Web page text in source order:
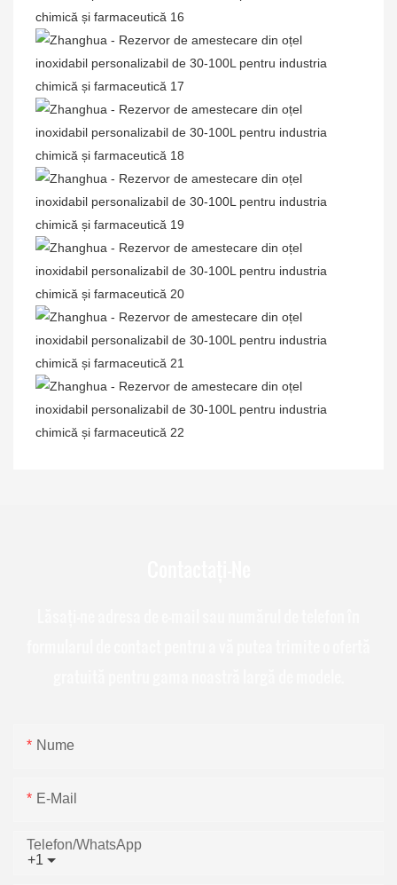
Nume
E-Mail
+1
Telefon/WhatsApp